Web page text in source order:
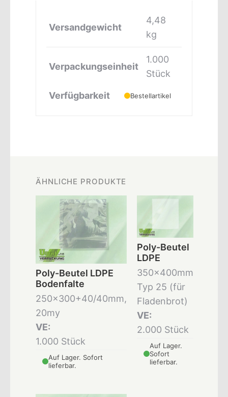
Versandgewicht
4,48
kg
Verpackungseinheit
1.000
Stück
Verfügbarkeit Bestellartikel
ÄHNLICHE PRODUKTE
Poly-Beutel LDPE
Bodenfalte
250x300+40/40mm,
20my
VE:
1.000 Stück
Auf Lager. Sofort
lieferbar.
Poly-Beutel
LDPE
350x400mm
Typ 25 (für
Fladenbrot)
VE:
2.000 Stück
Auf Lager.
Sofort
lieferbar.